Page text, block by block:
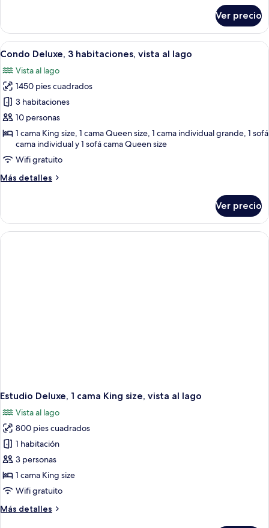
Deluxe,
habitaciones,
al
lago
Ver precio
Abrir
todas
las
fotos
de
Condo
Deluxe,
habitaciones,
vista
al
Una sala de estar moderna con
27
Condo Deluxe, 3 habitaciones, vista al lago
Vista al lago
1450 pies cuadrados
3 habitaciones
10 personas
1 cama King size, 1 cama Queen size, 1 cama individual grande, 1 sofá
cama individual y 1 sofá cama Queen size
Wifi gratuito
Más detalles
Más
Deluxe,
habitaciones,
Ver precio
Estudio Deluxe, 1 cama King size, vista al lago
Vista al lago
800 pies cuadrados
1 habitación
3 personas
1 cama King size
Wifi gratuito
Más detalles
Más